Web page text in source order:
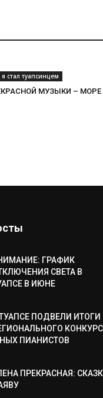
я стал туапсинцем
МУЗЫКИ – МОРЕ
ГРАФИК
СВЕТА В
В ИЮНЕ
ПОДВЕЛИ ИТОГИ
ПИАНИСТОВ
ПРЕКРАСНАЯ: